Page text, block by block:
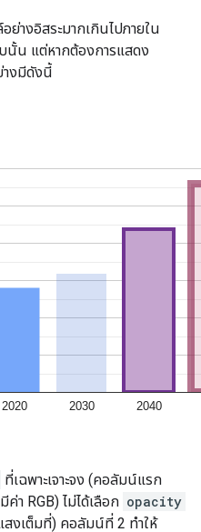
ย่างอิสระมากเกินไปภายใน
นั้น แต่หากต้องการแสดง
างมีดังนี้
ที่เฉพาะเจาะจง (คอลัมน์แรก
า RGB) ไม่ได้เลือก opacity
สงเต็มที่) คอลัมน์ที่ 2 ทำให้